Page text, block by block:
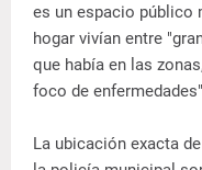
es un espacio público
hogar vivían entre
que había en las
foco de
La ubicación exacta